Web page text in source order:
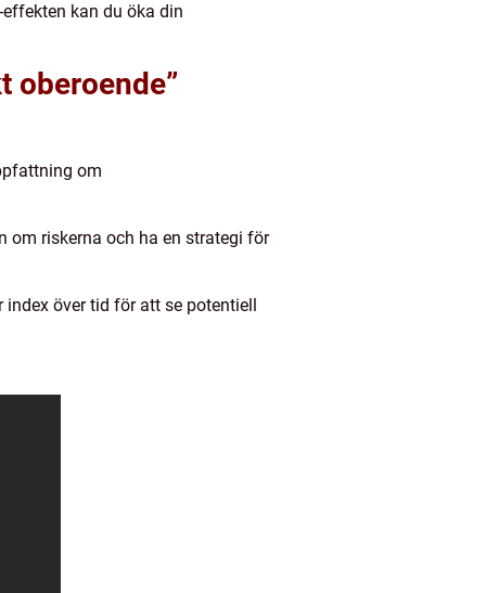
kan du öka din
oberoende”
om
om riskerna och ha en strategi för
över tid för att se potentiell